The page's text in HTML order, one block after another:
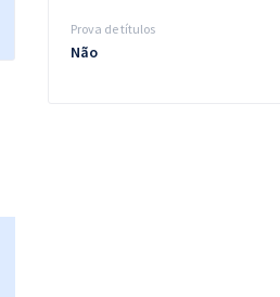
Prova de títulos
Não